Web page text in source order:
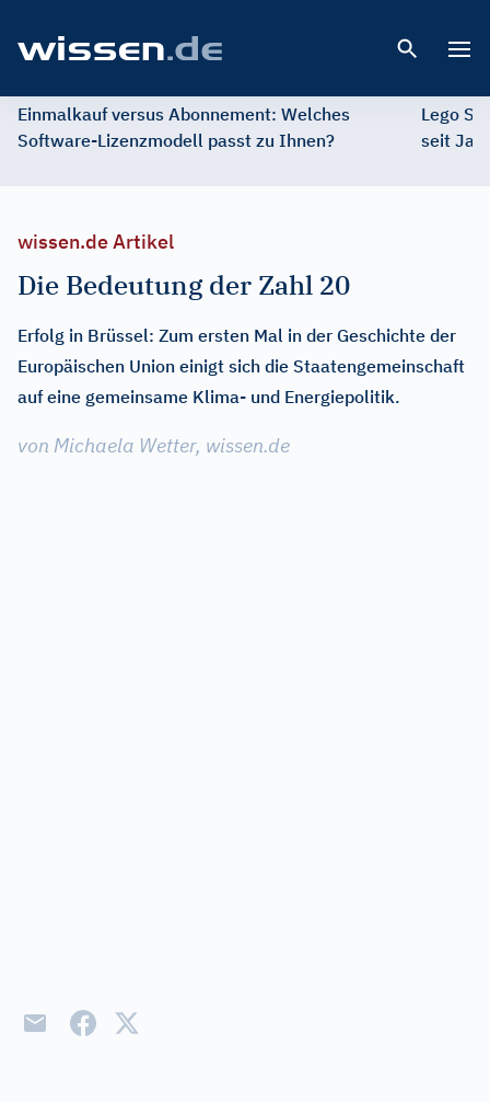
Einmalkauf versus Abonnement: Welches
Software-Lizenzmodell passt zu Ihnen?
Lego
seit
wissen.de Artikel
Die Bedeutung der Zahl 20
Erfolg in Brüssel: Zum ersten Mal in der Geschichte der
Europäischen Union einigt sich die Staatengemeinschaft
auf eine gemeinsame Klima- und Energiepolitik.
von Michaela Wetter, wissen.de